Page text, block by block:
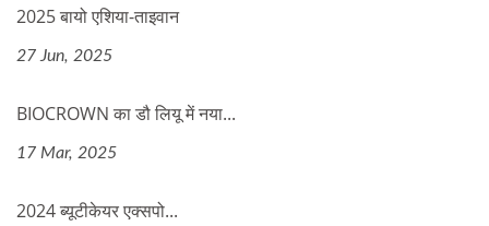
2025 बायो एशिया-ताइवान
27 Jun, 2025
BIOCROWN का डौ लियू में नया...
17 Mar, 2025
2024 ब्यूटीकेयर एक्सपो...